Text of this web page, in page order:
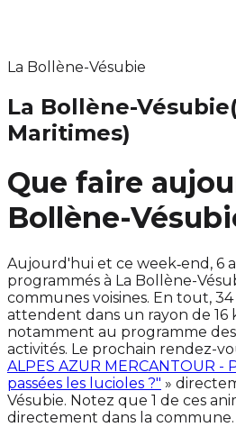
La Bollène-Vésubie
La Bollène-Vésubie
Maritimes)
Que faire
Bollène-
Aujourd'hui et ce week‑end, 6
programmés à La Bollène-
communes voisines. En tout,
attendent dans un rayon de 16
notamment au programme
activités. Le prochain rendez-
ALPES AZUR MERCANTOUR -
passées les lucioles ?" »
Vésubie. Notez que 1 de ces
directement dans la commune.